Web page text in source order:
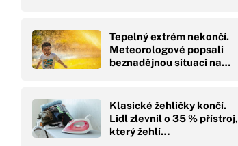
Tepelný extrém nekončí.
Meteorologové popsali
beznadějnou situaci na…
Klasické žehličky končí.
Lidl zlevnil o 35 % přístroj,
který žehlí…